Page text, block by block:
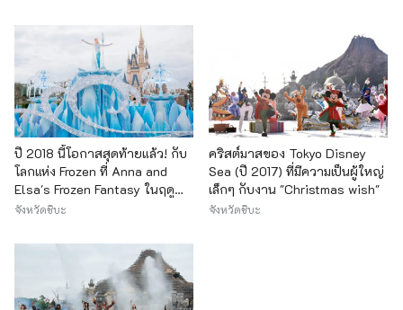
ปี 2018 นี้โอกาสสุดท้ายแล้ว! กับ
โลกแห่ง Frozen ที่ Anna and
Elsa's Frozen Fantasy ในฤดู
หนาวที่โตเกียวดิสนีย์แลนด์!
จังหวัดชิบะ
คริสต์มาสของ Tokyo Disney
Sea (ปี 2017) ที่มีความเป็นผู้ใหญ่
เล็กๆ กับงาน "Christmas wish"
จังหวัดชิบะ